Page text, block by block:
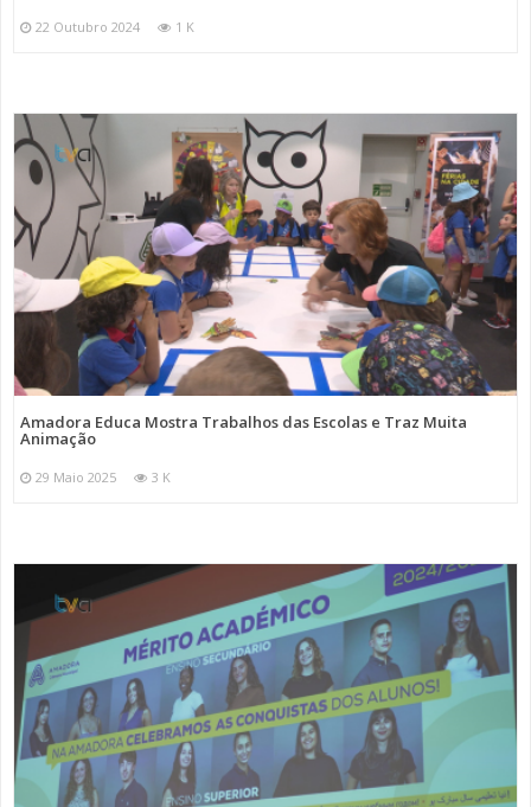
22 Outubro 2024 1 K
Amadora Educa Mostra Trabalhos das Escolas e Traz Muita
Animação
29 Maio 2025 3 K